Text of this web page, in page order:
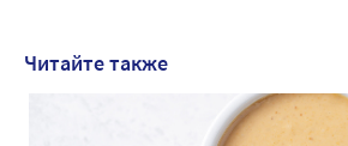
Читайте также